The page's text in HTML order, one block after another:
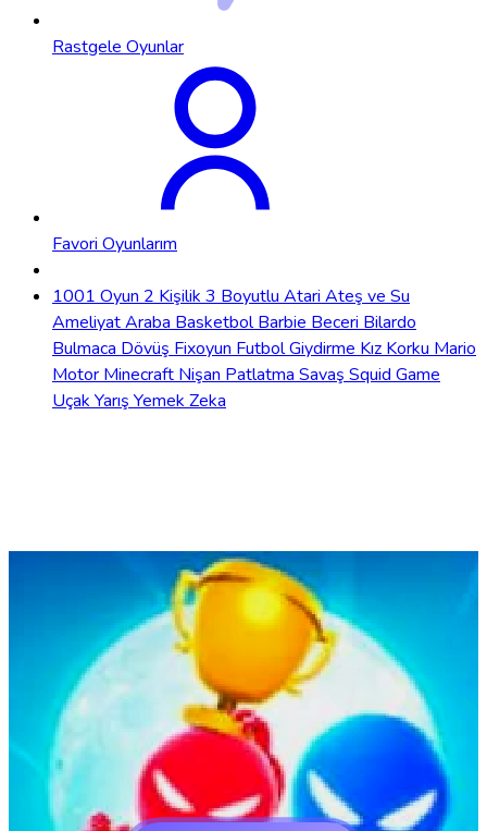
Rastgele Oyunlar
Favori Oyunlarım
1001 Oyun 2 Kişilik 3 Boyutlu Atari Ateş ve Su
AmeliyatAraba BasketbolBarbie Beceri Bilardo
Bulmaca Dövüş Fixoyun FutbolGiydirme Kız Korku Mario
Motor Minecraft Nişan Patlatma Savaş Squid Game
Uçak Yarış Yemek Zeka